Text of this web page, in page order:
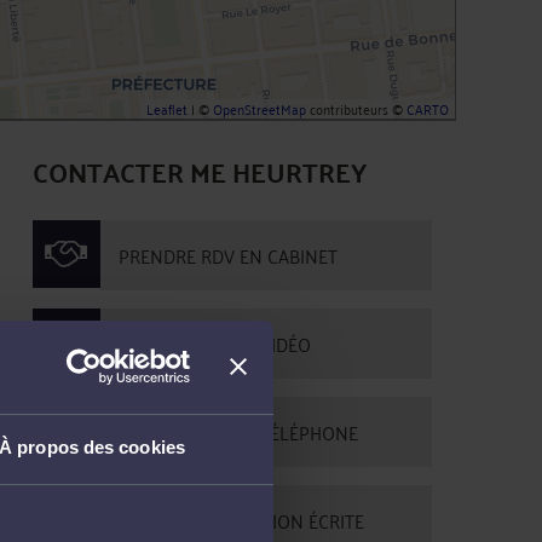
À propos des cookies
Leaflet | ©OpenStreetMapcontributeurs ©CARTO
CONTACTER ME HEURTREY
PRENDRE RDV EN CABINET
CONSULTER PAR VIDÉO
CONSULTER PAR TÉLÉPHONE
POSER UNE QUESTION ÉCRITE